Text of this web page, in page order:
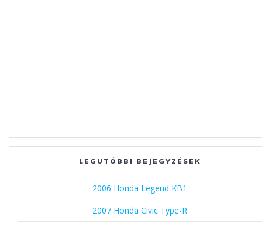
LEGUTÓBBI BEJEGYZÉSEK
2006 Honda Legend KB1
2007 Honda Civic Type-R